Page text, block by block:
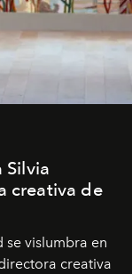
Silvia
creativa de
se vislumbra en
creativa